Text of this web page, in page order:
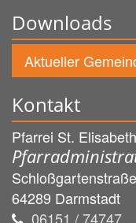
Downloads
Aktueller
Kontakt
Pfarrei St. Elisabeth
64289 Darmstadt
06151 / 74747